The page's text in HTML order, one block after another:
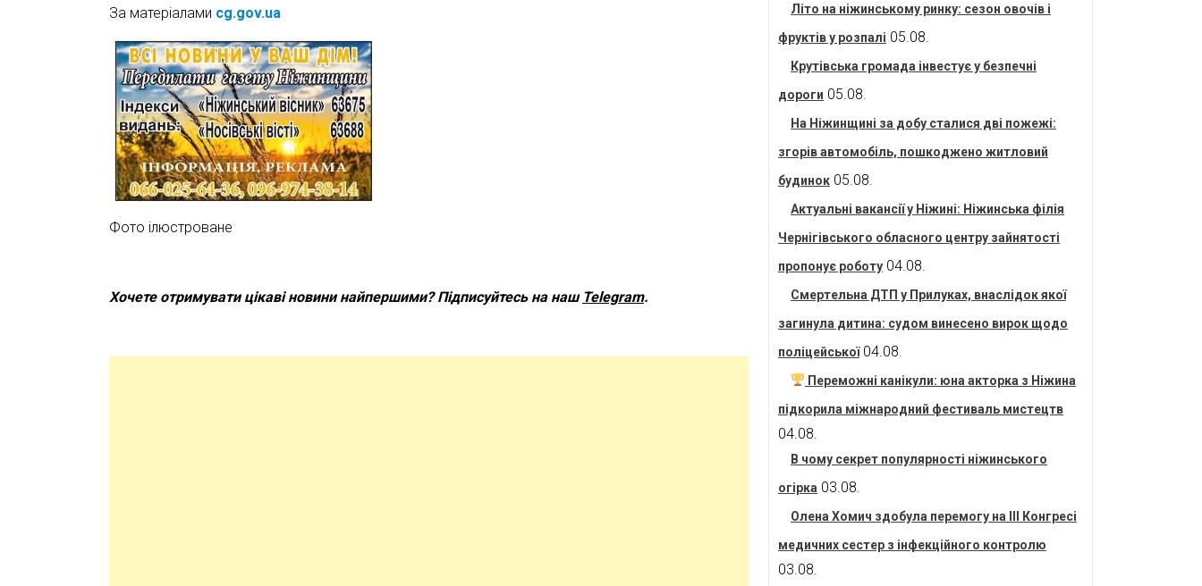
За матеріалами cg.gov.ua
Фото ілюстроване
Хочете отримувати цікаві новини найпершими? Підписуйтесь на наш Telegram.
Літо на ніжинському ринку: сезон овочів і
фруктів у розпалі 05.08.
Крутівська громада інвестує у безпечні
дороги 05.08.
На Ніжинщині за добу сталися дві пожежі:
згорів автомобіль, пошкоджено житловий
будинок 05.08.
Актуальні вакансії у Ніжині: Ніжинська філія
Чернігівського обласного центру зайнятості
пропонує роботу 04.08.
Смертельна ДТП у Прилуках, внаслідок якої
загинула дитина: судом винесено вирок щодо
поліцейської 04.08.
Переможні канікули: юна акторка з Ніжина
підкорила міжнародний фестиваль мистецтв
04.08.
В чому секрет популярності ніжинського
огірка 03.08.
Олена Хомич здобула перемогу на ІІІ Конгресі
медичних сестер з інфекційного контролю
03.08.